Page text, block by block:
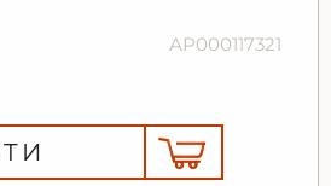
АР000117321